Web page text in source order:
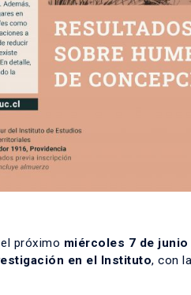
próximo miércoles 7 de junio
en el Instituto, con